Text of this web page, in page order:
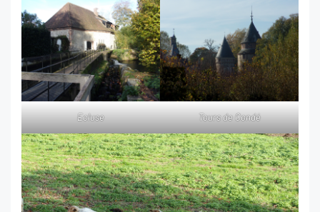
Ecluse Tours de Condé